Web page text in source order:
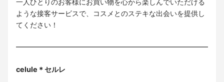
一人ひとりのお客様にお買い物を心から楽しんでいただける
ような接客サービスで、コスメとのステキな出会いを提供し
てください！
celule＊セルレ